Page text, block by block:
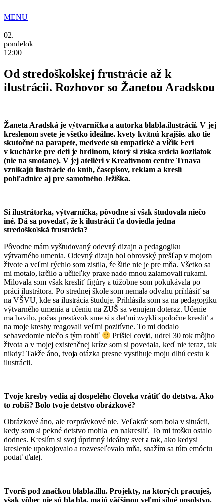
na
MENU
02.
pondelok
12:00
Od stredoškolskej frustrácie až k
ilustrácii. Rozhovor so Žanetou Aradskou
Žaneta Aradská je výtvarníčka a autorka blabla.ilustrácií. V jej
kreslenom svete je všetko ideálne, kvety kvitnú krajšie, ako tie
skutočné na parapete, medvede sú empatické a vĺčik Feri
v kuchárke pre deti je hrdinom, ktorý si získa srdcia kozliatok
(nie na smotane). V jej ateliéri v Kreatívnom centre Trnava
vznikajú ilustrácie do kníh, časopisov, reklám a kreslí
pohľadnice aj pre samotného Ježiška.
Si ilustrátorka, výtvarníčka, pôvodne si však študovala niečo
iné. Dá sa povedať, že k ilustrácii ťa doviedla jedna
stredoškolská frustrácia?
Pôvodne mám vyštudovaný odevný dizajn a pedagogiku
výtvarného umenia. Odevný dizajn bol obrovský prešľap v mojom
živote a veľmi rýchlo som zistila, že šitie nie je pre mňa. Všetko sa
mi motalo, krčilo a učiteľky praxe nado mnou zalamovali rukami.
Milovala som však kresliť figúry a túžobne som pokukávala po
práci ilustrátora. Po strednej škole som nemala odvahu prihlásiť sa
na VŠVU, kde sa ilustrácia študuje. Prihlásila som sa na pedagogiku
výtvarného umenia a učeniu na ZUŠ sa venujem doteraz. Učenie
ma bavilo, počas prestávok sme si s deťmi zvykli spoločne kresliť a
na moje kresby reagovali veľmi pozitívne. To mi dodalo
sebavedomie niečo s tým robiť
Prišiel covid, udrel 30 rok môjho
života a v mojej existenčnej kríze som si povedala, keď nie teraz, tak
nikdy! Takže áno, tvoja otázka presne vystihuje moju dlhú cestu k
ilustrácii.
Tvoje kresby vedia aj dospelého človeka vrátiť do detstva. Ako
to robíš? Bolo tvoje detstvo obrázkové?
Obrázkové áno, ale rozprávkové nie. Veľakrát som bola v situácii,
kedy som si pekné detstvo mohla len nakresliť. To mi trošku ostalo
dodnes. Kreslím si svoj úprimný ideálny svet a tak, ako kedysi
kreslenie upokojovalo a rozveseľovalo mňa, snažím sa túto emóciu
podať ďalej.
Tvoríš pod značkou blabla.illu. Projekty, na ktorých pracuješ,
však vôbec nie sú bla bla, majú väčšinou veľmi silné posolstvo.